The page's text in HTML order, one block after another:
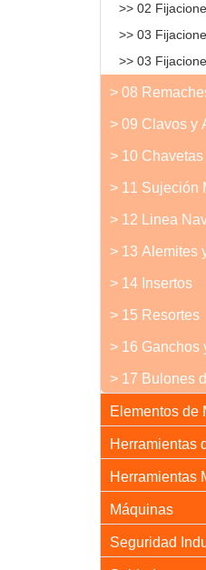
>> 02
>> 03
>> 03
> 08
> 09 Clavos y
> 10 Chavetas
> 11 Sujeción
> 12 Linea
> 13 Alemites
> 14 Insertos
> 15 Resortes
> 16 Ganchos
Elementos de
Herramientas
Herramientas
Máquinas
Seguridad